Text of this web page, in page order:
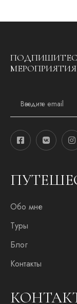
a
l
*
Обо мне
Туры
Блог
Контакты